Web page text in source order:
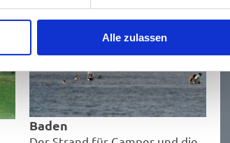
Alle zulassen
Baden